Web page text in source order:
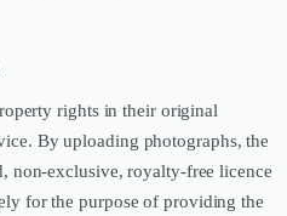
rights in their original
By uploading photographs, the
non-exclusive, royalty-free licence
for the purpose of providing the